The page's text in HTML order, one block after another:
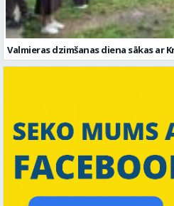
Valmieras dzimšanas diena sākas ar